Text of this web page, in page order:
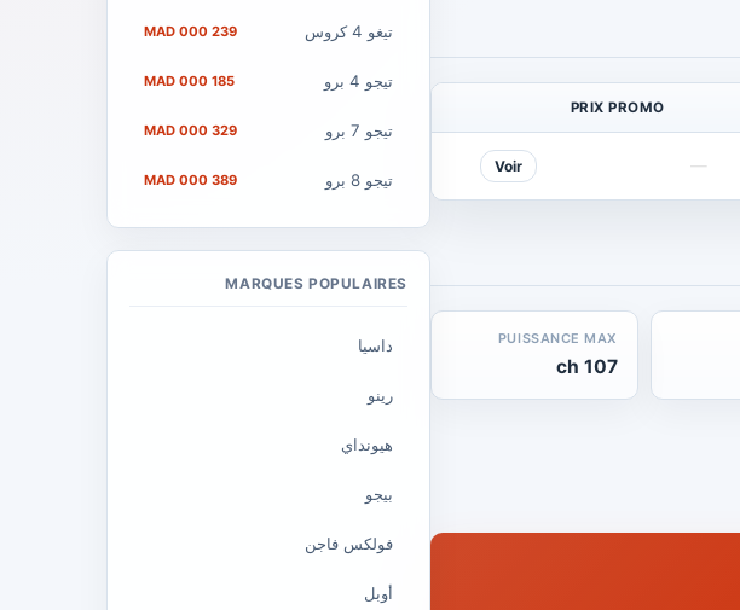
PRIX PROMO
—
Voir
PUISSANCE MAX
107 ch
تيغو 4 كروس 239 000 MAD
تيجو 4 برو 185 000 MAD
تيجو 7 برو 329 000 MAD
تيجو 8 برو 389 000 MAD
MARQUES POPULAIRES
داسيا
رينو
هيونداي
بيجو
فولكس فاجن
أوبل